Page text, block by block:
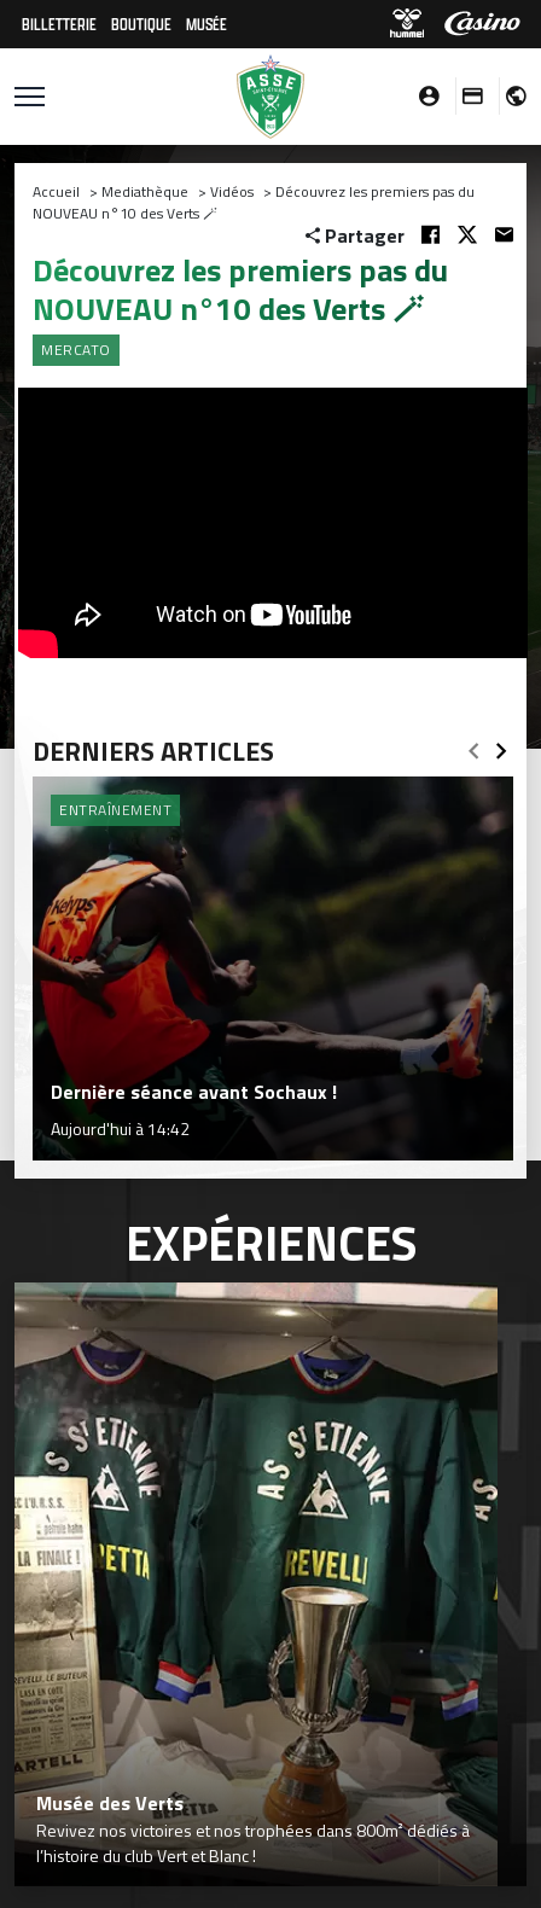
BILLETTERIE BOUTIQUE MUSÉE
Accueil > Mediathèque > Vidéos > Découvrez les premiers pas du
NOUVEAU n°10 des Verts 🪄
Partager
Découvrez les premiers pas du
NOUVEAU n°10 des Verts 🪄
MERCATO
DERNIERS ARTICLES
ENTRAÎNEMENT
Dernière séance avant Sochaux !
Aujourd'hui à 14:42
EXPÉRIENCES
Musée des Verts
Revivez nos victoires et nos trophées dans 800m² dédiés à
l’histoire du club Vert et Blanc !